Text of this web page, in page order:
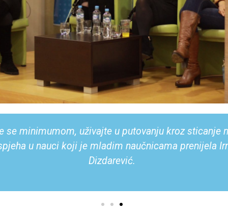
u nauku u širokom smislu i onda nađite svoju
morate biti i bahati, i veoma često hrabri, ali sa
poručila je budućim mladim naučnicama prof. dr.